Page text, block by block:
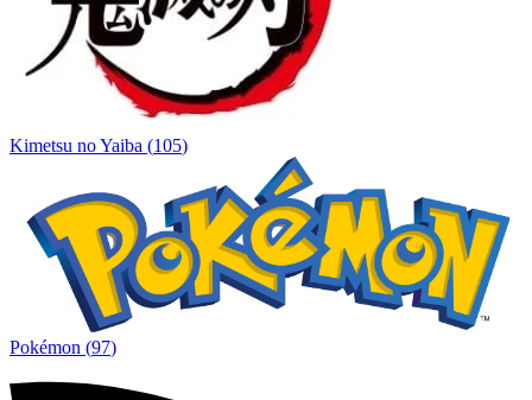
Kimetsu no Yaiba (105)
Pokémon (97)